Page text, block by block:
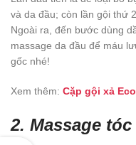
và da đầu; còn lần gội thứ
Ngoài ra, đến bước dùng
massage da đầu để máu
gốc nhé!
Xem thêm: Cặp gội xả
2. Massage